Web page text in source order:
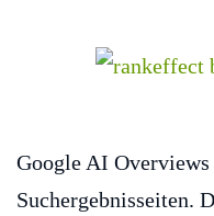
Google AI
Suchergebnisseiten.